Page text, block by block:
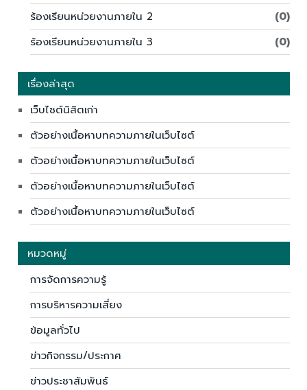
ร้องเรียนหน่วยงานภายใน 2
(0)
ร้องเรียนหน่วยงานภายใน 3
(0)
เรื่องล่าสุด
เว็บไซต์นิสิตเก่า
ตัวอย่างเนื้อหาบทความภายในเว็บไซต์
ตัวอย่างเนื้อหาบทความภายในเว็บไซต์
ตัวอย่างเนื้อหาบทความภายในเว็บไซต์
ตัวอย่างเนื้อหาบทความภายในเว็บไซต์
หมวดหมู่
การจัดการความรู้
การบริหารความเสี่ยง
ข้อมูลทั่วไป
ข่าวกิจกรรม/ประกาศ
ข่าวประชาสัมพันธ์